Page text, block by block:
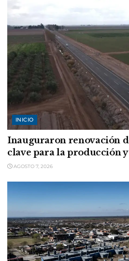
INICIO
Inauguraron renovación
clave para la producción
AGOSTO 7, 2026